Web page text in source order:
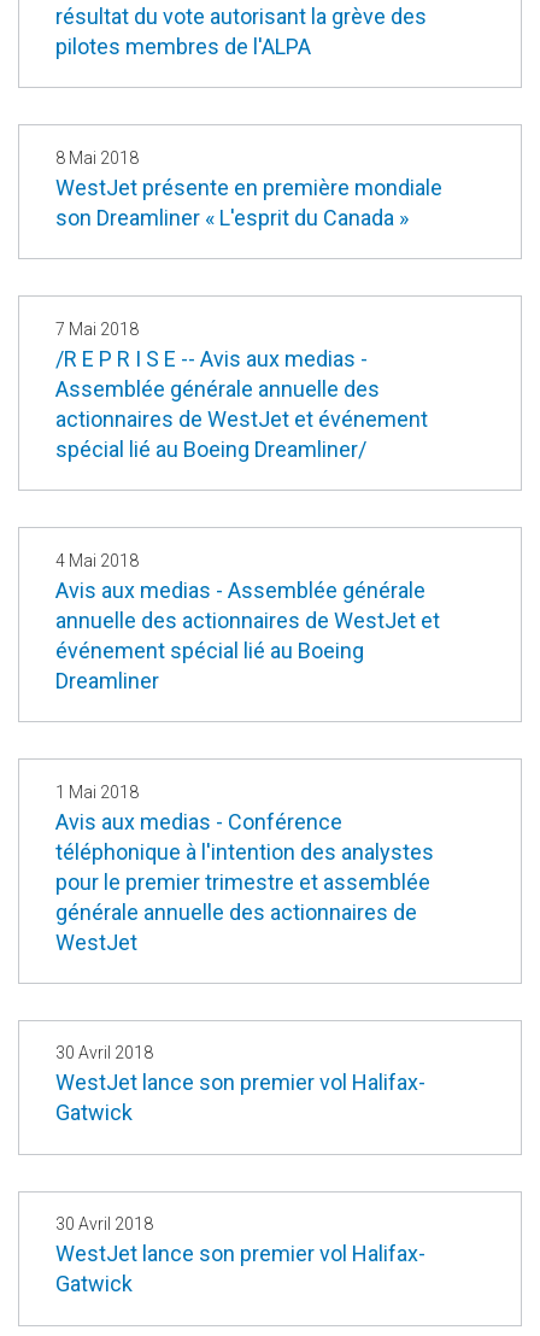
résultat du vote autorisant la grève des
pilotes membres de l'ALPA
8 Mai 2018
WestJet présente en première mondiale
son Dreamliner « L'esprit du Canada »
7 Mai 2018
/R E P R I S E -- Avis aux medias -
Assemblée générale annuelle des
actionnaires de WestJet et événement
spécial lié au Boeing Dreamliner/
4 Mai 2018
Avis aux medias - Assemblée générale
annuelle des actionnaires de WestJet et
événement spécial lié au Boeing
Dreamliner
1 Mai 2018
Avis aux medias - Conférence
téléphonique à l'intention des analystes
pour le premier trimestre et assemblée
générale annuelle des actionnaires de
WestJet
30 Avril 2018
WestJet lance son premier vol Halifax-
Gatwick
30 Avril 2018
WestJet lance son premier vol Halifax-
Gatwick